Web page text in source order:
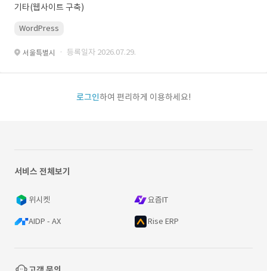
기타(웹사이트 구축)
WordPress
서울특별시 · 등록일자 2026.07.29.
로그인하여 편리하게 이용하세요!
서비스 전체보기
위시켓 요즘IT
AIDP - AX Rise ERP